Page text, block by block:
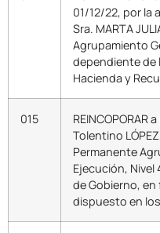
01/12/22, por la
Sra. MARTA
Agrupamiento
dependiente de
Hacienda y
015
REINCOPORAR
Tolentino
Permanente
Ejecución, Nivel
de Gobierno,
dispuesto en